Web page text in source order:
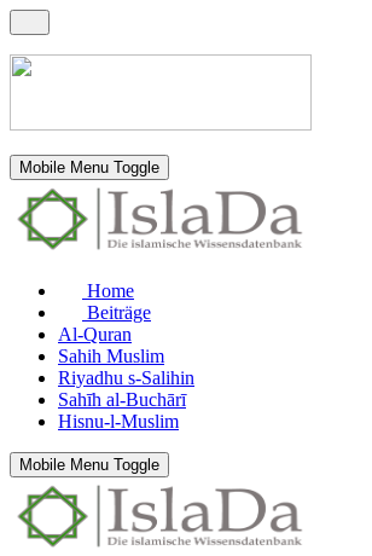
Mobile Menu Toggle
Home
Beiträge
Al-Quran
Sahih Muslim
Riyadhu s-Salihin
Sahīh al-Buchārī
Hisnu-l-Muslim
Mobile Menu Toggle